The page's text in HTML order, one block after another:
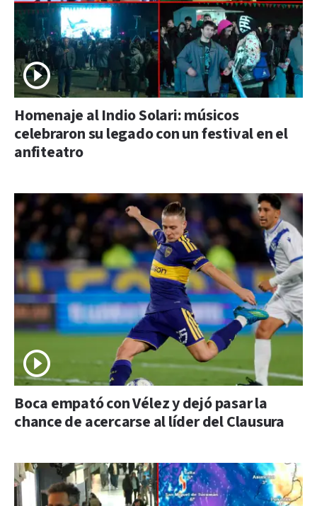
Homenaje al Indio Solari: músicos
celebraron su legado con un festival en el
anfiteatro
Boca empató con Vélez y dejó pasar la
chance de acercarse al líder del Clausura